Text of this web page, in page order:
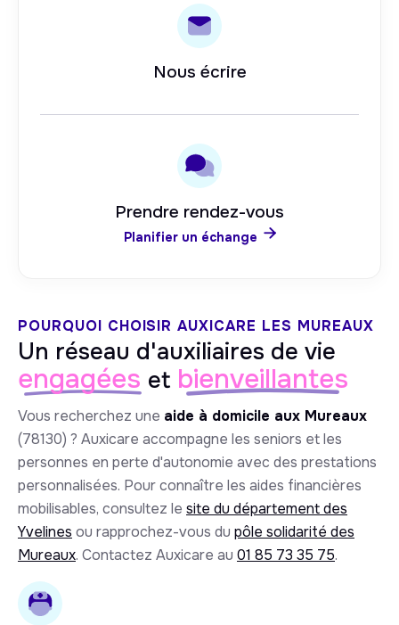
Nous écrire
Prendre rendez-vous
Planifier un échange 
POURQUOI CHOISIR AUXICARE LES MUREAUX
Un réseau d'auxiliaires de vie
engagées et bienveillantes
Vous recherchez une aide à domicile aux Mureaux
(78130) ? Auxicare accompagne les seniors et les
personnes en perte d'autonomie avec des prestations
personnalisées. Pour connaître les aides financières
mobilisables, consultez le site du département des
Yvelines ou rapprochez-vous du pôle solidarité des
Mureaux. Contactez Auxicare au 01 85 73 35 75.